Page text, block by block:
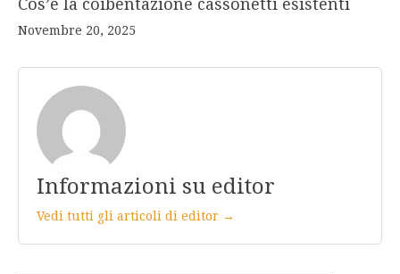
Cos’è la coibentazione cassonetti esistenti
Novembre 20, 2025
Informazioni su editor
Vedi tutti gli articoli di editor →